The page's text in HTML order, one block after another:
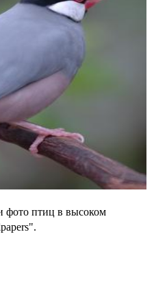
фото птиц в высоком